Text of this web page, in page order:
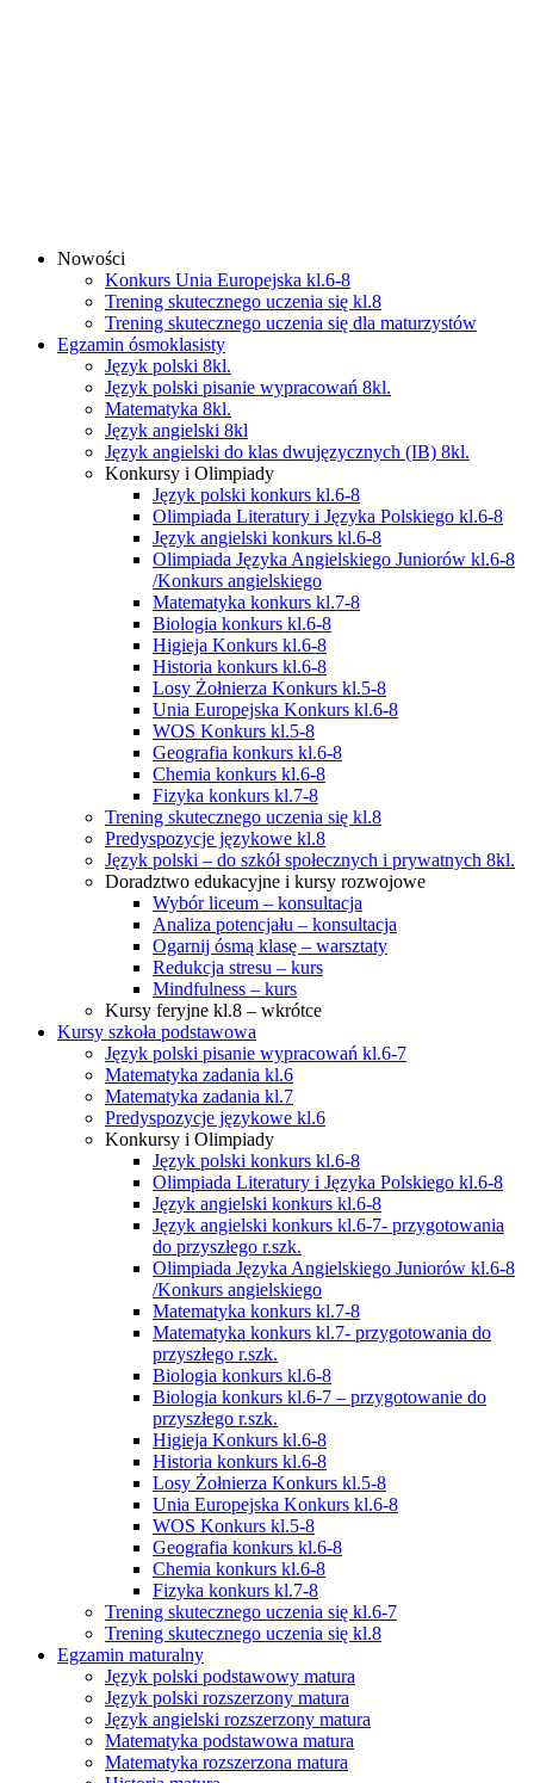
Nowości
Konkurs Unia Europejska kl.6-8
Trening skutecznego uczenia się kl.8
Trening skutecznego uczenia się dla maturzystów
Egzamin ósmoklasisty
Język polski 8kl.
Język polski pisanie wypracowań 8kl.
Matematyka 8kl.
Język angielski 8kl
Język angielski do klas dwujęzycznych (IB) 8kl.
Konkursy i Olimpiady
Język polski konkurs kl.6-8
Olimpiada Literatury i Języka Polskiego kl.6-8
Język angielski konkurs kl.6-8
Olimpiada Języka Angielskiego Juniorów kl.6-8
/Konkurs angielskiego
Matematyka konkurs kl.7-8
Biologia konkurs kl.6-8
Higieja Konkurs kl.6-8
Historia konkurs kl.6-8
Losy Żołnierza Konkurs kl.5-8
Unia Europejska Konkurs kl.6-8
WOS Konkurs kl.5-8
Geografia konkurs kl.6-8
Chemia konkurs kl.6-8
Fizyka konkurs kl.7-8
Trening skutecznego uczenia się kl.8
Predyspozycje językowe kl.8
Język polski – do szkół społecznych i prywatnych 8kl.
Doradztwo edukacyjne i kursy rozwojowe
Wybór liceum – konsultacja
Analiza potencjału – konsultacja
Ogarnij ósmą klasę – warsztaty
Redukcja stresu – kurs
Mindfulness – kurs
Kursy feryjne kl.8 – wkrótce
Kursy szkoła podstawowa
Język polski pisanie wypracowań kl.6-7
Matematyka zadania kl.6
Matematyka zadania kl.7
Predyspozycje językowe kl.6
Konkursy i Olimpiady
Język polski konkurs kl.6-8
Olimpiada Literatury i Języka Polskiego kl.6-8
Język angielski konkurs kl.6-8
Język angielski konkurs kl.6-7- przygotowania
do przyszłego r.szk.
Olimpiada Języka Angielskiego Juniorów kl.6-8
/Konkurs angielskiego
Matematyka konkurs kl.7-8
Matematyka konkurs kl.7- przygotowania do
przyszłego r.szk.
Biologia konkurs kl.6-8
Biologia konkurs kl.6-7 – przygotowanie do
przyszłego r.szk.
Higieja Konkurs kl.6-8
Historia konkurs kl.6-8
Losy Żołnierza Konkurs kl.5-8
Unia Europejska Konkurs kl.6-8
WOS Konkurs kl.5-8
Geografia konkurs kl.6-8
Chemia konkurs kl.6-8
Fizyka konkurs kl.7-8
Trening skutecznego uczenia się kl.6-7
Trening skutecznego uczenia się kl.8
Egzamin maturalny
Język polski podstawowy matura
Język polski rozszerzony matura
Język angielski rozszerzony matura
Matematyka podstawowa matura
Matematyka rozszerzona matura